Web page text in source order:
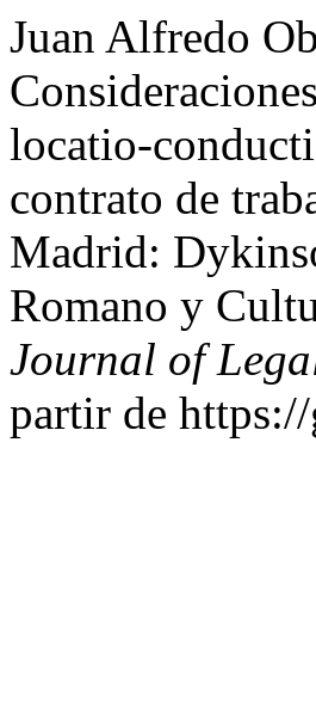
Juan Alfredo
locatio-
contrato de
Madrid:
Romano y
Journal of
partir de